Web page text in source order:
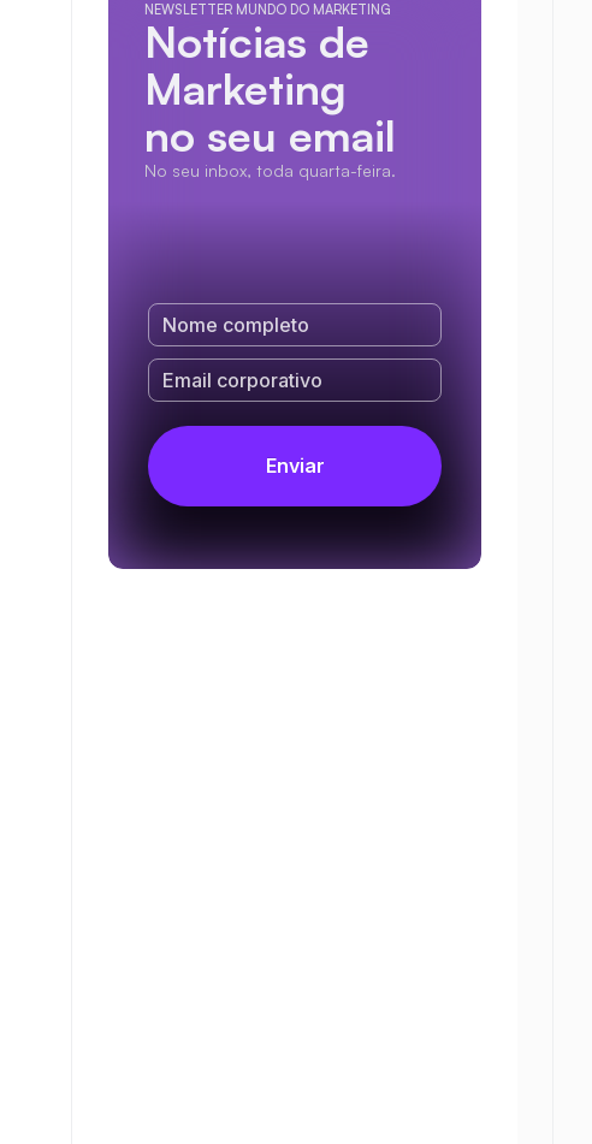
NEWSLETTER MUNDO DO MARKETING
Notícias de
Marketing
no seu email
No seu inbox, toda quarta-feira.